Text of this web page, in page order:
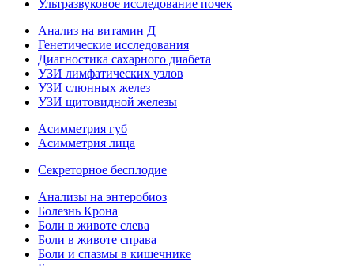
Ультразвуковое исследование почек
Анализ на витамин Д
Генетические исследования
Диагностика сахарного диабета
УЗИ лимфатических узлов
УЗИ слюнных желез
УЗИ щитовидной железы
Асимметрия губ
Асимметрия лица
Секреторное бесплодие
Анализы на энтеробиоз
Болезнь Крона
Боли в животе слева
Боли в животе справа
Боли и спазмы в кишечнике